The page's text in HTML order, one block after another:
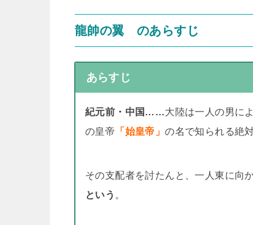
龍帥の翼 のあらすじ
あらすじ
紀元前・中国……大陸は一人の男に
の皇帝 「始皇帝」の名で知られる絶
その支配者を討たんと、一人東に
という 。